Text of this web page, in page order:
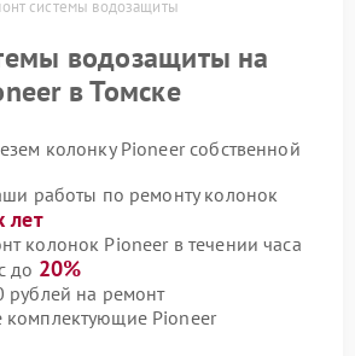
системы водозащиты
водозащиты на
в Томске
колонку Pioneer собственной
работы по ремонту колонок
лет
колонок Pioneer в течении часа
до 20%
рублей на ремонт
комплектующие Pioneer